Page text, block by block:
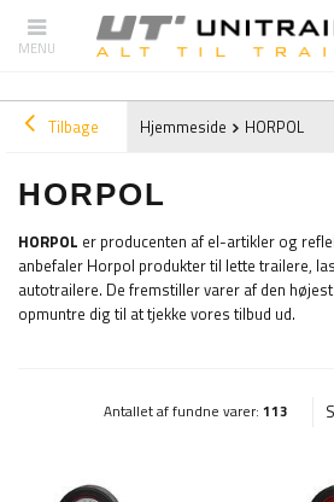
Tilbage Hjemmeside HORPOL
HORPOL
HORPOL er producenten af el-artikler og
anbefaler Horpol produkter til lette trailere,
autotrailere. De fremstiller varer af den
opmuntre dig til at tjekke vores tilbud ud.
Antallet af fundne varer: 113